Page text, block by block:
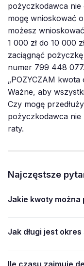
pożyczkodawca
mogę wnioskować
możesz
1 000 zł do 10 000
zaciągnąć
numer 799 448
„POZYCZAM
Ważne, aby
Czy mogę
pożyczkodawca nie
raty.
Najczęstsze
Jakie kwoty można
Jak długi jest okres
Ile czasu zajmuje